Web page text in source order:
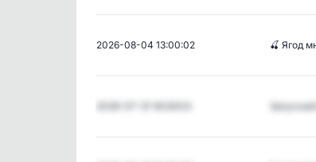
2026-08-04 13:00:02 🍒 Ягод